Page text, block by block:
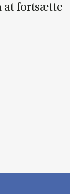
at fort­sæt­te
men at fort­sæt­te